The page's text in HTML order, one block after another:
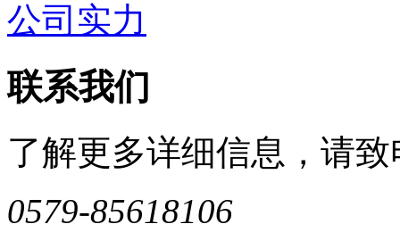
公司实力
联系我们
了解更多详细信息，请致
0579-85618106